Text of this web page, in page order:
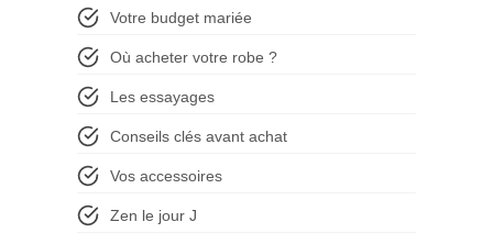
Votre budget mariée
Où acheter votre robe ?
Les essayages
Conseils clés avant achat
Vos accessoires
Zen le jour J